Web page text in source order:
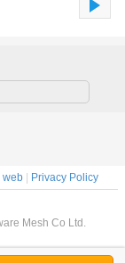
web|
Privacy Policy
Mesh Co Ltd.